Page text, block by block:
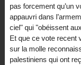
pas forcement qu’un
appauvri dans
ciel" qui "obéissent
Et que ce vote recent
sur la molle
palestiniens qui ont